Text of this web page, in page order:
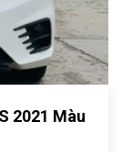
2021 Màu